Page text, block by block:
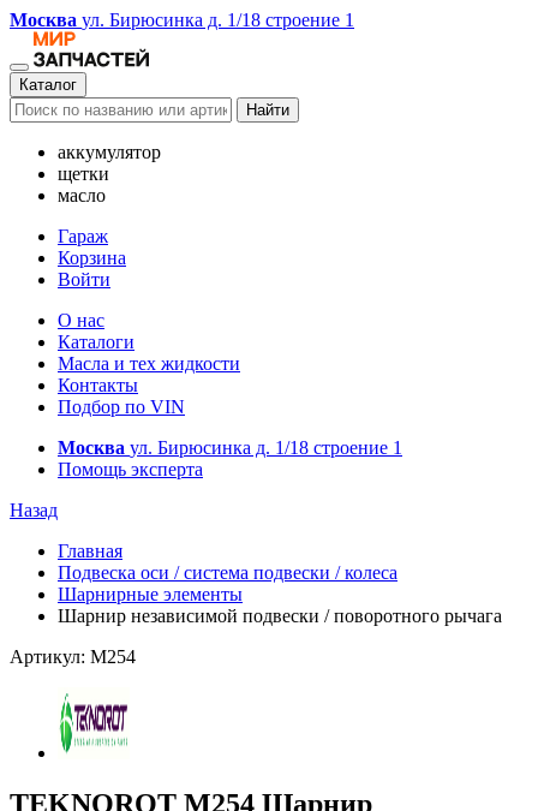
Москва ул. Бирюсинка д. 1/18 строение 1
Каталог
Найти
аккумулятор
щетки
масло
Гараж
Корзина
Войти
О нас
Каталоги
Масла и тех жидкости
Контакты
Подбор по VIN
Москва ул. Бирюсинка д. 1/18 строение 1
Помощь эксперта
Назад
Главная
Подвеска оси / система подвески / колеса
Шарнирные элементы
Шарнир независимой подвески / поворотного рычага
Артикул: M254
TEKNOROT M254 Шарнир